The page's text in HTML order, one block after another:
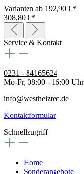
Varianten ab 192,90 €*
308,80 €*
Service & Kontakt
0231 - 84165624
Mo-Fr, 08:00 - 16:00 Uhr
info@westheiztec.de
Kontaktformular
Schnellzugriff
Home
Sonderangebote